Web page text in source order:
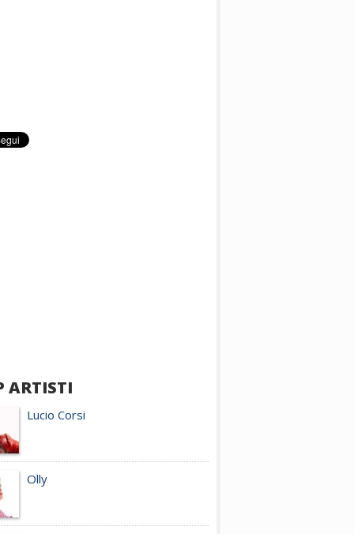
ARTISTI
Lucio Corsi
Olly